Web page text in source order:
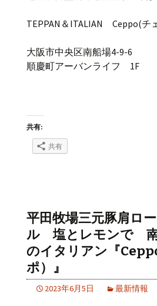
TEPPAN＆ITALIAN Ceppo(チ
大阪市中央区南船場4-9-6
順慶町アーバンライフ 1F
共有:
共有
平田牧場三元豚肩ロ
ル 塩とレモンで 南
のイタリアン『
ポ）』
2023年6月5日 最新情報